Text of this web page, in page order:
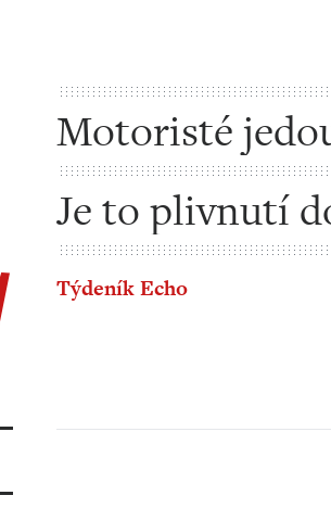
Motoristé
Je to plivnutí
všem
Týdeník Echo